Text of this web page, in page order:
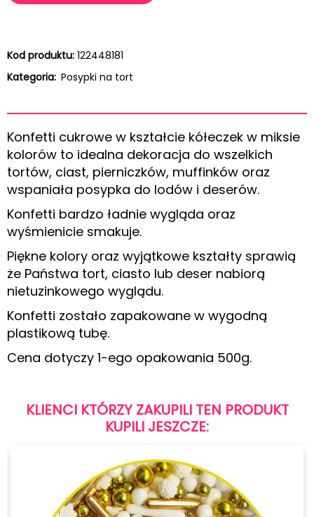
Kod produktu: 122448181
Kategoria: Posypki na tort
Konfetti cukrowe w kształcie kółeczek w miksie
kolorów to idealna dekoracja do wszelkich
tortów, ciast, pierniczków, muffinków oraz
wspaniała posypka do lodów i deserów.
Konfetti bardzo ładnie wygląda oraz
wyśmienicie smakuje.
Piękne kolory oraz wyjątkowe kształty sprawią
że Państwa tort, ciasto lub deser nabiorą
nietuzinkowego wyglądu.
Konfetti zostało zapakowane w wygodną
plastikową tubę.
Cena dotyczy 1-ego opakowania 500g.
KLIENCI KTÓRZY ZAKUPILI TEN PRODUKT
KUPILI JESZCZE: